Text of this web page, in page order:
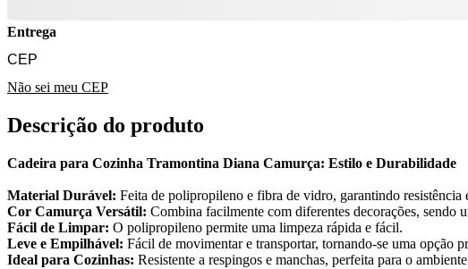
Entrega
Não sei meu CEP
Descrição do produto
Cadeira para Cozinha Tramontina Diana Camurça: Estilo e Durabilidade
Material Durável: Feita de polipropileno e fibra de vidro, garantindo resistência
Cor Camurça Versátil: Combina facilmente com diferentes decorações, sendo
Fácil de Limpar: O polipropileno permite uma limpeza rápida e fácil.
Leve e Empilhável: Fácil de movimentar e transportar, tornando-se uma opção
Ideal para Cozinhas: Resistente a respingos e manchas, perfeita para o